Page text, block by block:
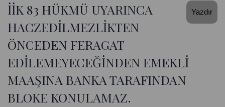
Yazdır
İİK 83 HÜKMÜ UYARINCA
HACZEDİLMEZLİKTEN
ÖNCEDEN FERAGAT
EDİLEMEYECEĞİNDEN EMEKLİ
MAAŞINA BANKA TARAFINDAN
BLOKE KONULAMAZ.